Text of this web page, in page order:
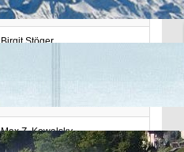
unser-mitteleuropa.com
Birgit Stöger
Max Z. Kowalsky